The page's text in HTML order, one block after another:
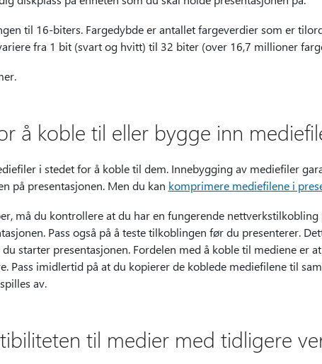
til 16-biters. Fargedybde er antallet fargeverdier som er
fra 1 bit (svart og hvitt) til 32 biter (over 16,7 millioner
å koble til eller bygge inn
i stedet for å koble til dem. Innebygging av mediefiler
på presentasjonen. Men du kan komprimere mediefilene i
må du kontrollere at du har en fungerende nettverkstilkobling
Pass også på å teste tilkoblingen før du presenterer.
starter presentasjonen. Fordelen med å koble til mediene er
Pass imidlertid på at du kopierer de koblede mediefilene til
av.
til medier med tidligere